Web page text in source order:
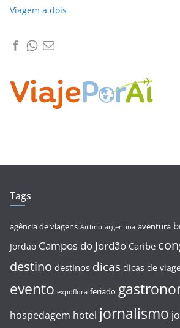
Viagem a dois
Tags
agência de viagens Airbnb argentina aventura
Jordao Campos do Jordão Caribe
destino destinos dicas dicas de
evento expoflora feriado
hospedagem hotel jornalismo